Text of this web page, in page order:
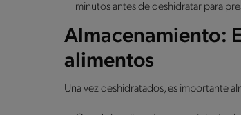
minutos antes de deshidratar para
Almacenamiento:
alimentos
Una vez deshidratados, es importante